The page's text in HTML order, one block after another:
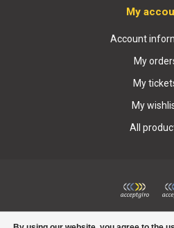
My
Account
My
My
My
All
© Copyright 2026